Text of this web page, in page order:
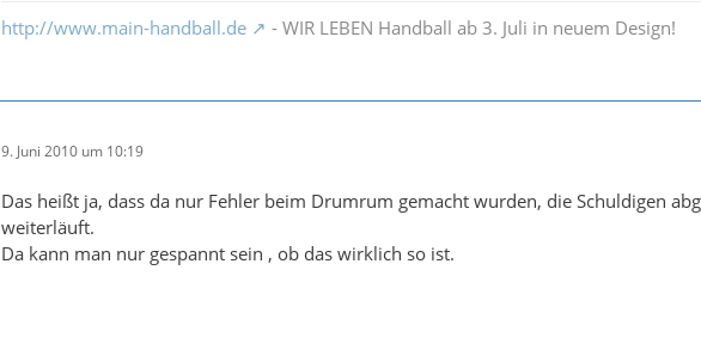
http://www.main-handball.de - WIR LEBEN Handball ab 3. Juli in neuem Design!
9. Juni 2010 um 10:19
Das heißt ja, dass da nur Fehler beim Drumrum gemacht wurden, die Schuldigen
weiterläuft.
Da kann man nur gespannt sein , ob das wirklich so ist.